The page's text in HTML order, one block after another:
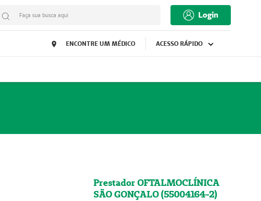
Faça sua busca aqui Login
ENCONTRE UM MÉDICO ACESSO RÁPIDO
Prestador OFTALMOCLÍNICA
SÃO GONÇALO (55004164-2)